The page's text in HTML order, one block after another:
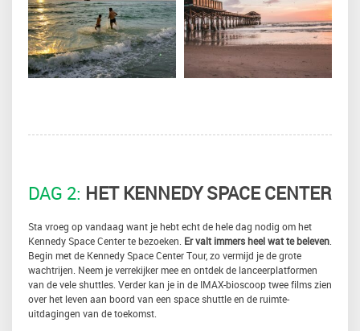
DAG 2: HET KENNEDY SPACE CENTER
Sta vroeg op vandaag want je hebt echt de hele dag nodig om het
Kennedy Space Center te bezoeken. Er valt immers heel wat te beleven
Begin met de Kennedy Space Center Tour, zo vermijd je de grote
wachtrijen. Neem je verrekijker mee en ontdek de lanceerplatformen
van de vele shuttles. Verder kan je in de IMAX-bioscoop twee films zien
over het leven aan boord van een space shuttle en de ruimte-
uitdagingen van de toekomst.